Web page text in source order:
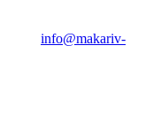
info@makariv-